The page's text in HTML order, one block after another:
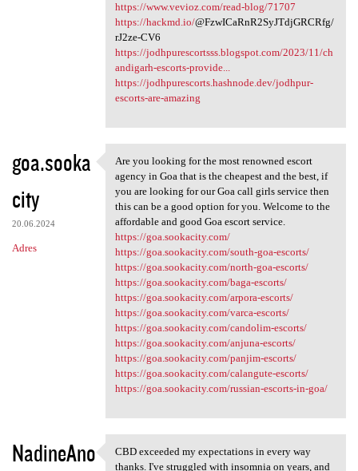
https://www.vevioz.com/read-blog/71707
https://hackmd.io/@FzwICaRnR2SyJTdjGRCRfg/
rJ2ze-CV6
https://jodhpurescortsss.blogspot.com/2023/11/ch
andigarh-escorts-provide...
https://jodhpurescorts.hashnode.dev/jodhpur-
escorts-are-amazing
goa.sooka
city
20.06.2024
Adres
Are you looking for the most
Are you looking for the most renowned escort
agency in Goa that is the cheapest and the best, if
you are looking for our Goa call girls service then
this can be a good option for you. Welcome to the
affordable and good Goa escort service.
https://goa.sookacity.com/
https://goa.sookacity.com/south-goa-escorts/
https://goa.sookacity.com/north-goa-escorts/
https://goa.sookacity.com/baga-escorts/
https://goa.sookacity.com/arpora-escorts/
https://goa.sookacity.com/varca-escorts/
https://goa.sookacity.com/candolim-escorts/
https://goa.sookacity.com/anjuna-escorts/
https://goa.sookacity.com/panjim-escorts/
https://goa.sookacity.com/calangute-escorts/
https://goa.sookacity.com/russian-escorts-in-goa/
NadineAno CBD exceeded my expectations
CBD exceeded my expectations in every way
thanks. I've struggled with insomnia on years, and